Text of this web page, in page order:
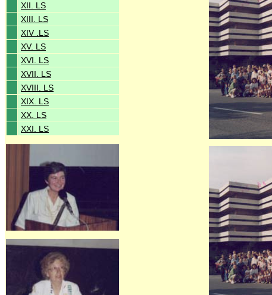
XII. LS
XIII. LS
XIV .LS
XV. LS
XVI. LS
XVII. LS
XVIII. LS
XIX. LS
XX. LS
XXI. LS